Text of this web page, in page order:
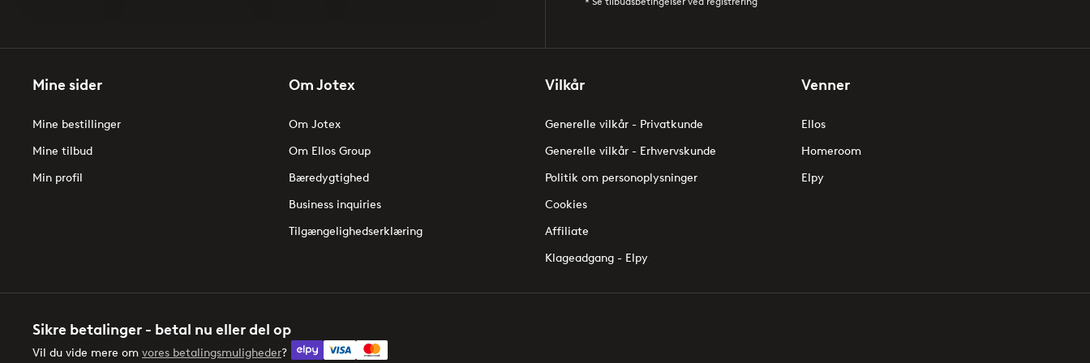
Mine sider
Mine bestillinger
Mine tilbud
Min profil
Om Jotex
Om Jotex
Om Ellos Group
Bæredygtighed
Business inquiries
Tilgængelighedserklæring
Vilkår
Generelle vilkår - Privatkunde
Generelle vilkår - Erhvervskunde
Politik om personoplysninger
Cookies
Affiliate
Klageadgang - Elpy
Venner
Ellos
Homeroom
Elpy
Sikre betalinger - betal nu eller del op
Vil du vide mere om vores betalingsmuligheder? elpy